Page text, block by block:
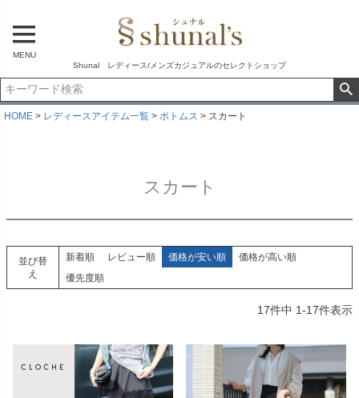
MENU
Shunal レディース/メンズカジュアルのセレクトショップ
HOME レディースアイテム一覧 ボトムス スカート
スカート
並び替
え
新着順 レビュー順 価格が安い順
価格が高い順
優先度順
17件中 1-17件表示